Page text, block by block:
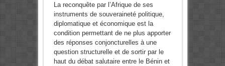
La reconquête par l’Afrique de ses
instruments de souveraineté politique,
diplomatique et économique est la
condition permettant de ne plus apporter
des réponses conjoncturelles à une
question structurelle et de sortir par le
haut du débat salutaire entre le Bénin et